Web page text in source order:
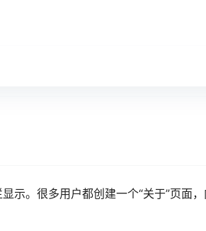
示。很多用户都创建一个“关于”页面